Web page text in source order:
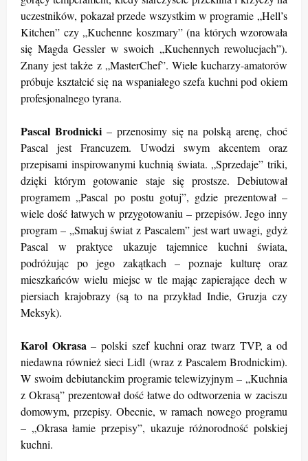
uczestników, pokazał przede wszystkim w programie „Hell’s
Kitchen” czy „Kuchenne koszmary” (na których wzorowała
się Magda Gessler w swoich „Kuchennych rewolucjach”).
Znany jest także z „MasterChef”. Wiele kucharzy-amatorów
próbuje kształcić się na wspaniałego szefa kuchni pod okiem
profesjonalnego tyrana.
Pascal Brodnicki– przenosimy się na polską arenę, choć
Pascal jest Francuzem. Uwodzi swym akcentem oraz
przepisami inspirowanymi kuchnią świata. „Sprzedaje” triki,
dzięki którym gotowanie staje się prostsze. Debiutował
programem „Pascal po postu gotuj”, gdzie prezentował –
wiele dość łatwych w przygotowaniu – przepisów. Jego inny
program – „Smakuj świat z Pascalem” jest wart uwagi, gdyż
Pascal w praktyce ukazuje tajemnice kuchni świata,
podróżując po jego zakątkach – poznaje kulturę oraz
mieszkańców wielu miejsc w tle mając zapierające dech w
piersiach krajobrazy (są to na przykład Indie, Gruzja czy
Meksyk).
Karol Okrasa– polski szef kuchni oraz twarz TVP, a od
niedawna również sieci Lidl (wraz z Pascalem Brodnickim).
W swoim debiutanckim programie telewizyjnym – „Kuchnia
z Okrasą” prezentował dość łatwe do odtworzenia w zaciszu
domowym, przepisy. Obecnie, w ramach nowego programu
– „Okrasa łamie przepisy”, ukazuje różnorodność polskiej
kuchni.